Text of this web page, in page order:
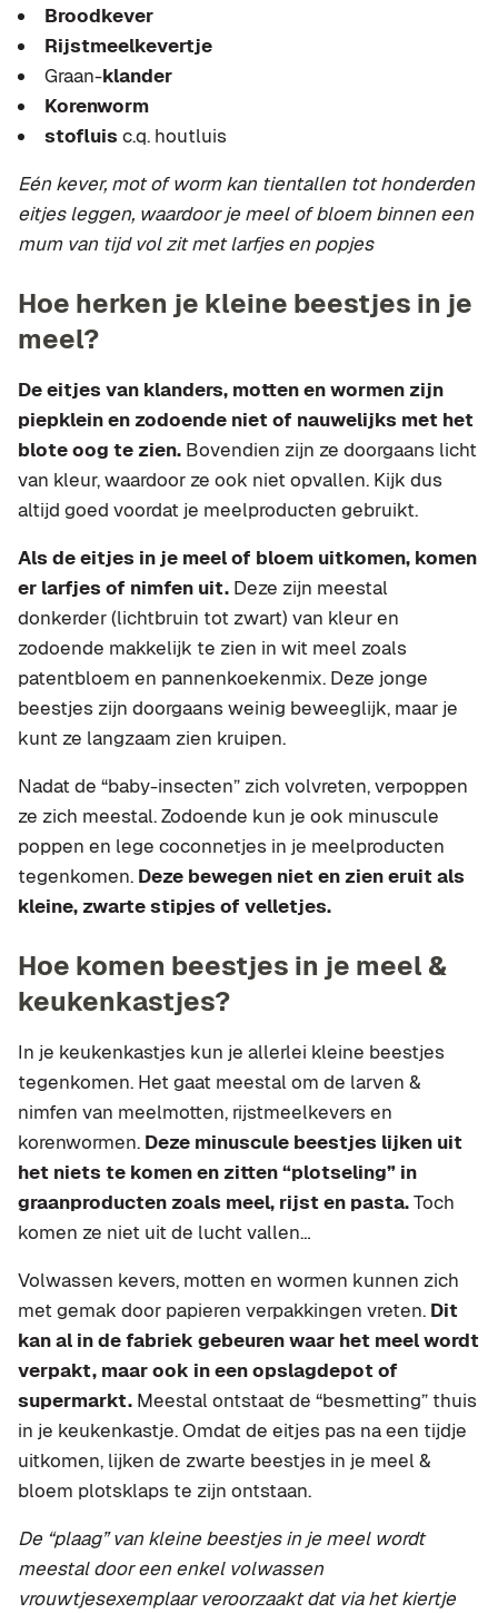
Broodkever
Rijstmeelkevertje
Graan-klander
Korenworm
stofluis c.q. houtluis
Eén kever, mot of worm kan tientallen tot honderden
eitjes leggen, waardoor je meel of bloem binnen een
mum van tijd vol zit met larfjes en popjes
Hoe herken je kleine beestjes in je
meel?
De eitjes van klanders, motten en wormen zijn
piepklein en zodoende niet of nauwelijks met het
blote oog te zien. Bovendien zijn ze doorgaans licht
van kleur, waardoor ze ook niet opvallen. Kijk dus
altijd goed voordat je meelproducten gebruikt.
Als de eitjes in je meel of bloem uitkomen, komen
er larfjes of nimfen uit. Deze zijn meestal
donkerder (lichtbruin tot zwart) van kleur en
zodoende makkelijk te zien in wit meel zoals
patentbloem en pannenkoekenmix. Deze jonge
beestjes zijn doorgaans weinig beweeglijk, maar je
kunt ze langzaam zien kruipen.
Nadat de “baby-insecten” zich volvreten, verpoppen
ze zich meestal. Zodoende kun je ook minuscule
poppen en lege coconnetjes in je meelproducten
tegenkomen. Deze bewegen niet en zien eruit als
kleine, zwarte stipjes of velletjes.
Hoe komen beestjes in je meel &
keukenkastjes?
In je keukenkastjes kun je allerlei kleine beestjes
tegenkomen. Het gaat meestal om de larven &
nimfen van meelmotten, rijstmeelkevers en
korenwormen. Deze minuscule beestjes lijken uit
het niets te komen en zitten “plotseling” in
graanproducten zoals meel, rijst en pasta.Toch
komen ze niet uit de lucht vallen…
Volwassen kevers, motten en wormen kunnen zich
met gemak door papieren verpakkingen vreten. Dit
kan al in de fabriek gebeuren waar het meel wordt
verpakt, maar ook in een opslagdepot of
supermarkt. Meestal ontstaat de “besmetting” thuis
in je keukenkastje. Omdat de eitjes pas na een tijdje
uitkomen, lijken de zwarte beestjes in je meel &
bloem plotsklaps te zijn ontstaan.
De “plaag” van kleine beestjes in je meel wordt
meestal door een enkel volwassen
vrouwtjesexemplaar veroorzaakt dat via het kiertje